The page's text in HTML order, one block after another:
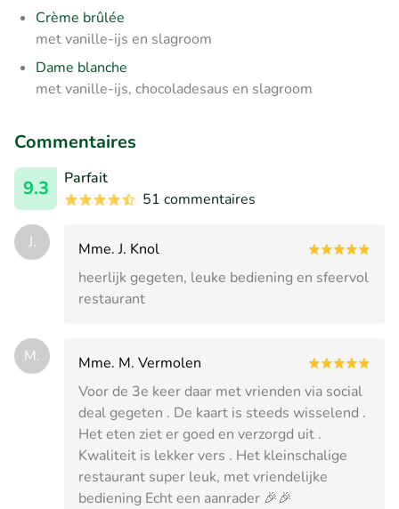
Crème brûlée
met vanille-ijs en slagroom
Dame blanche
met vanille-ijs, chocoladesaus en slagroom
Commentaires
9.3
Parfait
51 commentaires
J.
Mme. J. Knol
heerlijk gegeten, leuke bediening en sfeervol
restaurant
M.
Mme. M. Vermolen
Voor de 3e keer daar met vrienden via social
deal gegeten . De kaart is steeds wisselend .
Het eten ziet er goed en verzorgd uit .
Kwaliteit is lekker vers . Het kleinschalige
restaurant super leuk, met vriendelijke
bediening Echt een aanrader 🎉🎉